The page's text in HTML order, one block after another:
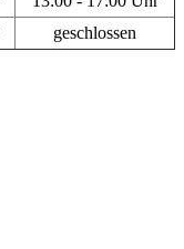
geschlossen